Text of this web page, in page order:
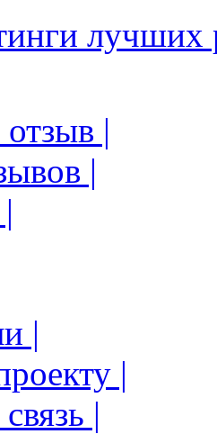
лучших
|
|
|
|
|